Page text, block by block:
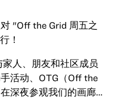
"Off the Grid 周五之
！
人、朋友和社区成员
活动、OTG（Off the
在深夜参观我们的画廊和